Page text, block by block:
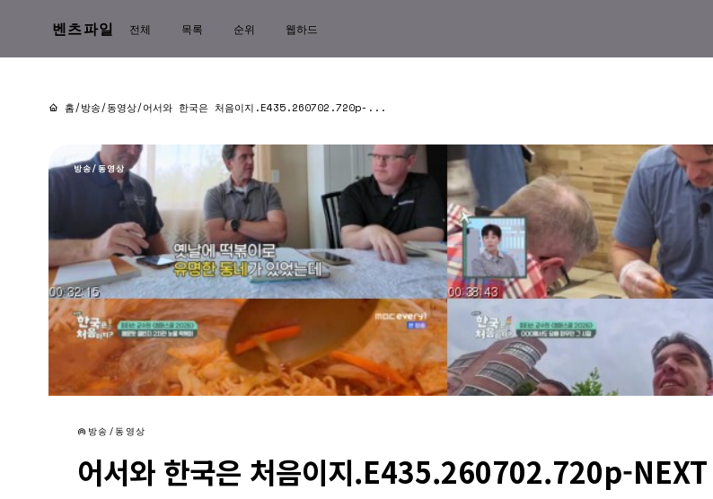
벤츠파일 전체 목록 순위 웹하드
홈/방송/동영상/어서와 한국은 처음이지.E435.260702.720p-...
방송/동영상
방송/동영상
어서와 한국은 처음이지.E435.260702.720p-NEXT